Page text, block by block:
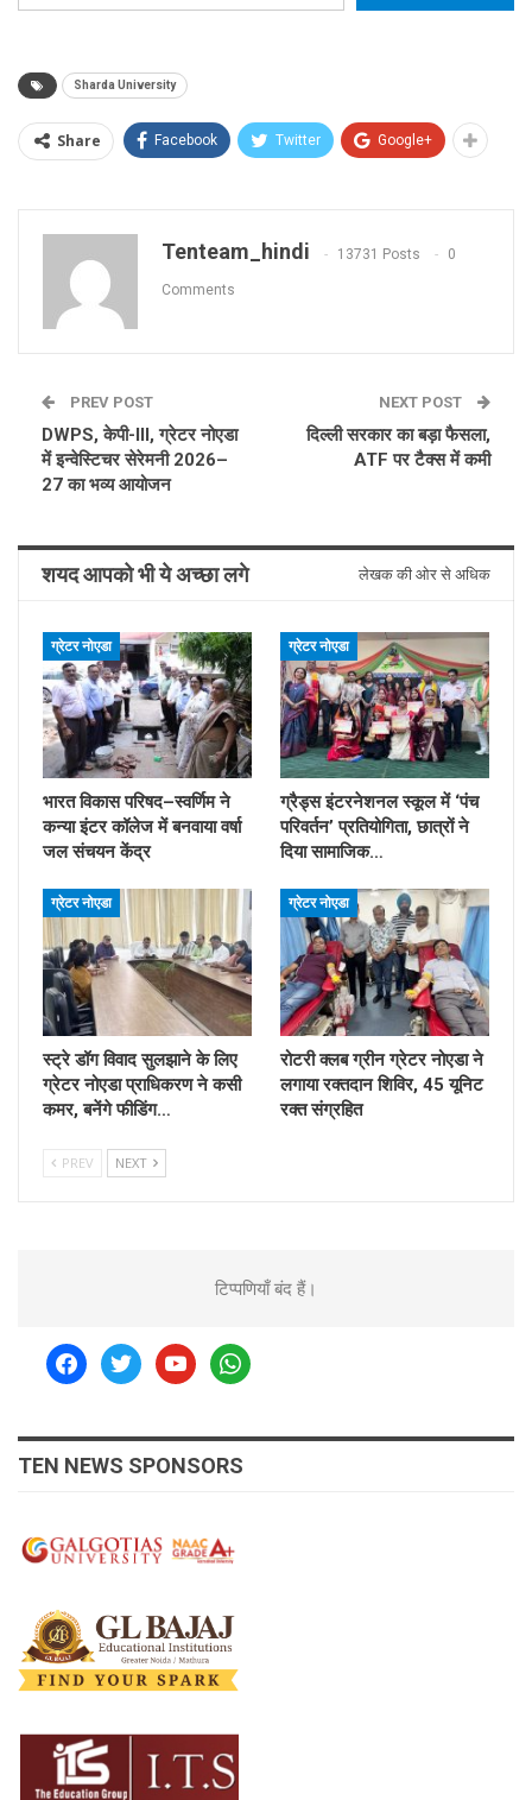
Sharda University
Share Facebook Twitter Google+
Tenteam_hindi 13731 Posts 0
Comments
PREV POST
DWPS, केपी-III, ग्रेटर नोएडा
में इन्वेस्टिचर सेरेमनी 2026–
27 का भव्य आयोजन
NEXT POST
दिल्ली सरकार का बड़ा फैसला,
ATF पर टैक्स में कमी
शयद आपको भी ये अच्छा लगे लेखक की ओर से अधिक
ग्रेटर नोएडा
भारत विकास परिषद–स्वर्णिम ने
कन्या इंटर कॉलेज में बनवाया वर्षा
जल संचयन केंद्र
ग्रेटर नोएडा
ग्रैड्स इंटरनेशनल स्कूल में ‘पंच
परिवर्तन’ प्रतियोगिता, छात्रों ने
दिया सामाजिक…
ग्रेटर नोएडा
स्ट्रे डॉग विवाद सुलझाने के लिए
ग्रेटर नोएडा प्राधिकरण ने कसी
कमर, बनेंगे फीडिंग…
ग्रेटर नोएडा
रोटरी क्लब ग्रीन ग्रेटर नोएडा ने
लगाया रक्तदान शिविर, 45 यूनिट
रक्त संग्रहित
PREV NEXT
टिप्पणियाँ बंद हैं।
facebooktwitteryoutubewhatsapp
TEN NEWS SPONSORS